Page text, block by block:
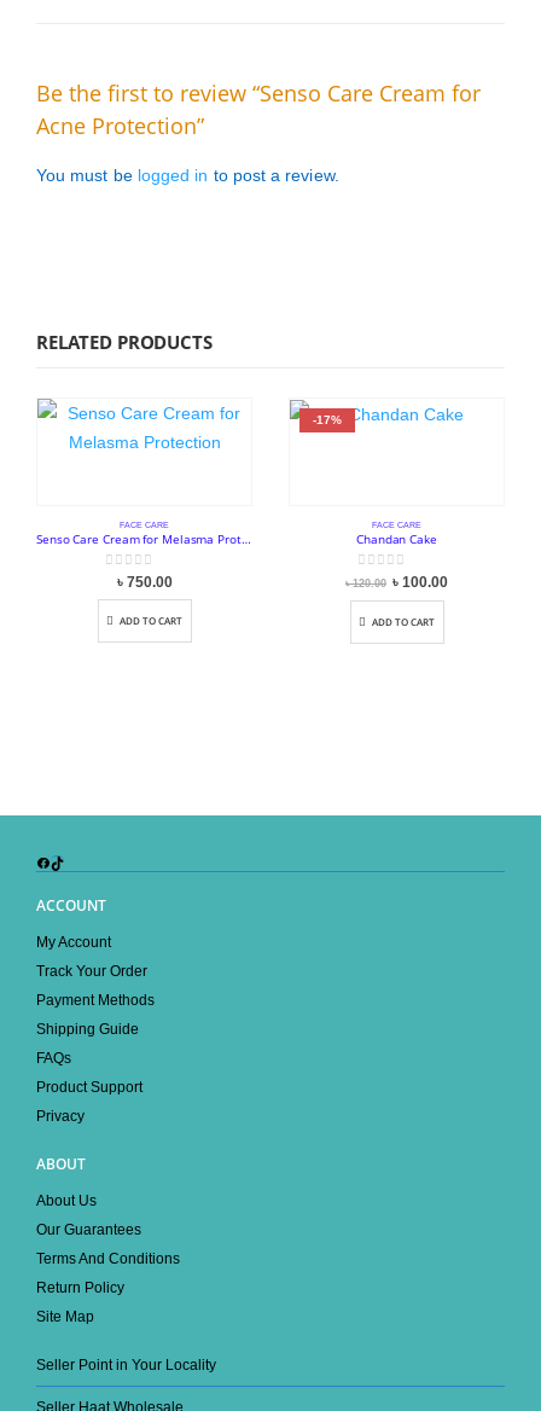
Be the first to review “Senso Care Cream for
Acne Protection”
You must be logged in to post a review.
RELATED PRODUCTS
FACE CARE
Senso Care Cream for Melasma Protection
out of 5
৳ 750.00
ADD TO CART
-17%
FACE CARE
Chandan Cake
0out of 5
৳120.00 Original
was:
৳ 120.00.
৳ 100.00Current
ADD TO CART
Facebook
TikTok
ACCOUNT
My Account
Track Your Order
Payment Methods
Shipping Guide
FAQs
Product Support
Privacy
ABOUT
About Us
Our Guarantees
Terms And Conditions
Return Policy
Site Map
Seller Point in Your Locality
Seller Haat Wholesale